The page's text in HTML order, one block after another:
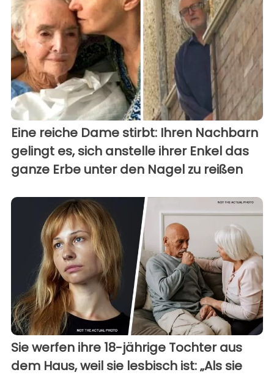
Eine reiche Dame stirbt: Ihren Nachbarn
gelingt es, sich anstelle ihrer Enkel das
ganze Erbe unter den Nagel zu reißen
Sie werfen ihre 18-jährige Tochter aus
dem Haus, weil sie lesbisch ist: „Als sie